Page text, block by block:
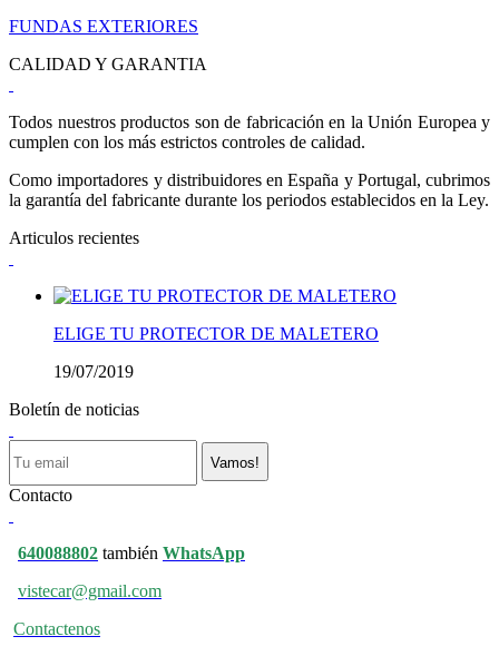
FUNDAS EXTERIORES
CALIDAD Y GARANTIA
Todos nuestros productos son de fabricación en la Unión Europea y
cumplen con los más estrictos controles de calidad.
Como importadores y distribuidores en España y Portugal, cubrimos
la garantía del fabricante durante los periodos establecidos en la Ley.
Articulos recientes
ELIGE TU PROTECTOR DE MALETERO
19/07/2019
Boletín de noticias
Vamos!
Contacto
640088802 también WhatsApp
vistecar@gmail.com
Contactenos